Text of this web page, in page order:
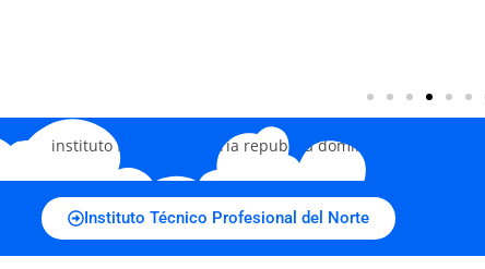
Instituto Técnico Profesional del Norte